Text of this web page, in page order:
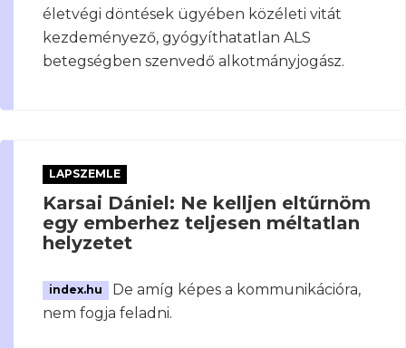
életvégi döntések ügyében közéleti vitát
kezdeményező, gyógyíthatatlan ALS
betegségben szenvedő alkotmányjogász.
LAPSZEMLE
Karsai Dániel: Ne kelljen eltűrnöm
egy emberhez teljesen méltatlan
helyzetet
index.hu
De amíg képes a kommunikációra,
nem fogja feladni.